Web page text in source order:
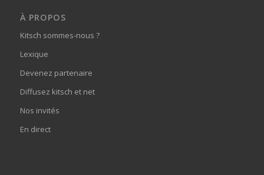
À PROPOS
Kitsch sommes-nous ?
Lexique
Devenez partenaire
Diffusez kitsch et net
Nos invités
En direct